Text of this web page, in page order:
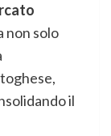
non solo
il